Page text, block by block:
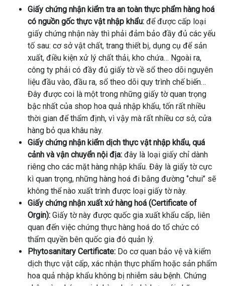
Giấy chứng nhận kiểm tra an toàn thực phẩm hàng hoá
có nguồn gốc thực vật nhập khẩu: để được cấp loại
giấy chứng nhận này thì phải đảm bảo đầy đủ các yếu
tố sau: cơ sở vật chất, trang thiết bị, dụng cụ để sản
xuất, điều kiện xử lý chất thải, kho chứa… Ngoài ra,
công ty phải có đầy đủ giấy tờ về sổ theo dõi nguyên
liệu đầu vào, đầu ra, sổ theo dõi quy trình chế biến…
Đây được coi là một trong những giấy tờ quan trọng
bậc nhất của shop hoa quả nhập khẩu, tốn rất nhiều
thời gian để thẩm định, vì vậy mà rất nhiều cơ sở, cửa
hàng bỏ qua khâu này.
Giấy chứng nhận kiểm dịch thực vật nhập khẩu, quá
cảnh và vận chuyển nội địa: đây là loại giấy chỉ dành
riêng cho các mặt hàng nhập khẩu. Đây là giấy tờ cực
kì quan trọng, những hàng hoá đi bằng đường ‘’chui’’ sẽ
không thể nào xuất trình được loại giấy tờ này.
Giấy chứng nhận xuất xứ hàng hoá (Certificate of
Orgin): Giấy tờ này được quốc gia xuất khẩu cấp, liên
quan đến việc chứng thực hàng hoá do tổ chức có
thẩm quyền bên quốc gia đó quản lý.
Phytosanitary Certificate: Do cơ quan bảo vệ và kiểm
dịch thực vật cấp, xác nhận thực phẩm hoặc sản phẩm
hoa quả nhập khẩu không bị nhiễm sâu bệnh. Chứng